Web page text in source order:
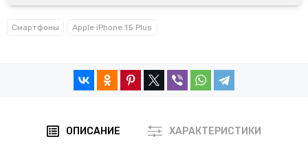
Смартфоны Apple iPhone 15 Plus
ОПИСАНИЕ ХАРАКТЕРИСТИКИ